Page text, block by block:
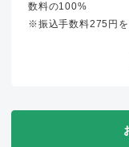
数料の100%
※振込手数料275円を